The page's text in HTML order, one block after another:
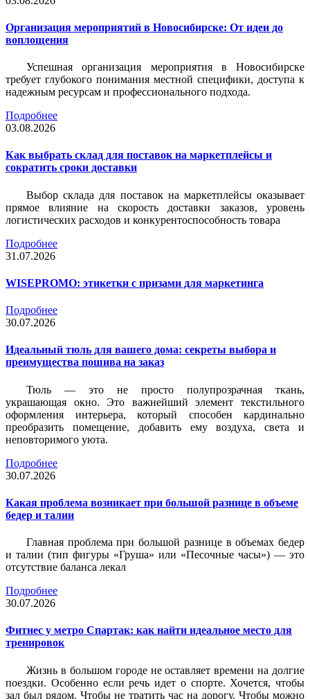
Организация мероприятий в Новосибирске: От идеи до
воплощения
Успешная организация мероприятия в Новосибирске
требует глубокого понимания местной специфики, доступа к
надежным ресурсам и профессионального подхода.
Подробнее
03.08.2026
Как выбрать склад для поставок на маркетплейсы и
сократить сроки доставки
Выбор склада для поставок на маркетплейсы оказывает
прямое влияние на скорость доставки заказов, уровень
логистических расходов и конкурентоспособность товара
Подробнее
31.07.2026
WISEPROMO: этикетки с призами для маркетинга
Подробнее
30.07.2026
Идеальный тюль для вашего дома: секреты выбора и
преимущества пошива на заказ
Тюль — это не просто полупрозрачная ткань,
украшающая окно. Это важнейший элемент текстильного
оформления интерьера, который способен кардинально
преобразить помещение, добавить ему воздуха, света и
неповторимого уюта.
Подробнее
30.07.2026
Какая проблема возникает при большой разнице в объеме
бедер и талии
Главная проблема при большой разнице в объемах бедер
и талии (тип фигуры «Груша» или «Песочные часы») — это
отсутствие баланса лекал
Подробнее
30.07.2026
Фитнес у метро Спартак: как найти идеальное место для
тренировок
Жизнь в большом городе не оставляет времени на долгие
поездки. Особенно если речь идет о спорте. Хочется, чтобы
зал был рядом. Чтобы не тратить час на дорогу. Чтобы можно